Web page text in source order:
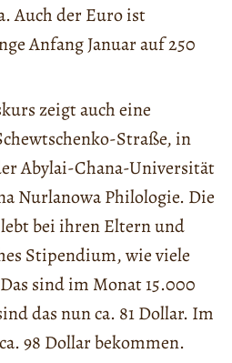
Auch der Euro ist
Anfang Januar auf 250
zeigt auch eine
Straße, in
Abylai-Chana-Universität
Nurlanowa Philologie. Die
bei ihren Eltern und
Stipendium, wie viele
sind im Monat 15.000
das nun ca. 81 Dollar. Im
98 Dollar bekommen.